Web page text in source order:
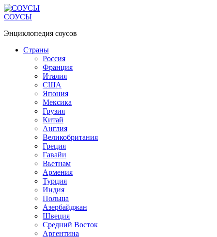
Перейти
к
СОУСЫ
Энциклопедия соусов
Страны
Россия
Франция
Италия
США
Япония
Мексика
Грузия
Китай
Англия
Великобритания
Греция
Гавайи
Вьетнам
Армения
Турция
Индия
Польша
Азербайджан
Швеция
Средний Восток
Аргентина